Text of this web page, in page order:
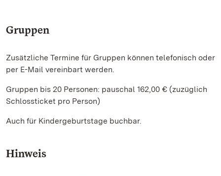
Gruppen
Zusätzliche Termine für Gruppen können telefonisch oder
per E-Mail vereinbart werden.
Gruppen bis 20 Personen: pauschal 162,00 € (zuzüglich
Schlossticket pro Person)
Auch für Kindergeburtstage buchbar.
Hinweis